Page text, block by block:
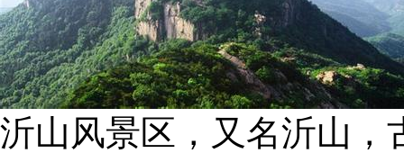
沂山风景区，又名沂山，